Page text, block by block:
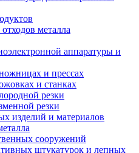
металла
аппаратуры и
и прессах
и станках
резки
резки
изделий и материалов
сооружений
штукатурок и лепных